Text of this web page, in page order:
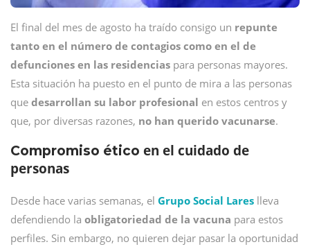
El final del mes de agosto ha traído consigo un repunte
tanto en el número de contagios como en el de
defunciones en las residencias para personas mayores.
Esta situación ha puesto en el punto de mira a las personas
que desarrollan su labor profesional en estos centros y
que, por diversas razones, no han querido vacunarse.
Compromiso ético en el cuidado de
personas
Desde hace varias semanas, el Grupo Social Lares lleva
defendiendo la obligatoriedad de la vacuna para estos
perfiles. Sin embargo, no quieren dejar pasar la oportunidad